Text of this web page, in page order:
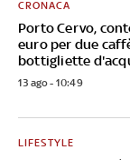
Porto Cervo,
euro per due
bottigliette
CRONACA
13 ago - 10:49
LIFESTYLE